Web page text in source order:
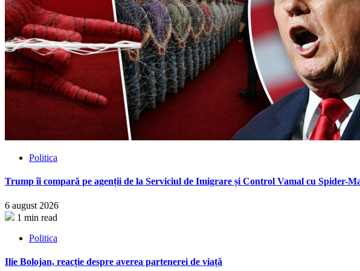
Politica
Trump îi compară pe agenții de la Serviciul de Imigrare și Control Vamal cu Spider-
6 august 2026
1 min read
Politica
Ilie Bolojan, reacție despre averea partenerei de viață